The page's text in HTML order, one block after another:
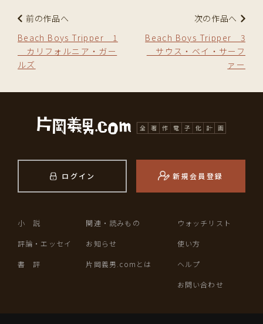
前の作品へ
Beach Boys Tripper 1
カリフォルニア・ガー
ルズ
次の作品へ
Beach Boys Tripper 3
サウス・ベイ・サーフ
ァー
ログイン 新規会員登録
小 説
評論・エッセイ
書 評
関連・読みもの
お知らせ
片岡義男.comとは
ウォッチリスト
使い方
ヘルプ
お問い合わせ